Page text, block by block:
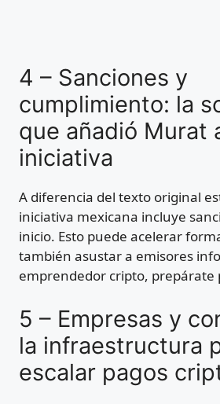
4 – Sanciones y
cumplimiento: la
que añadió Murat
iniciativa
A diferencia del texto original
iniciativa mexicana incluye
inicio. Esto puede acelerar
también asustar a emisores
emprendedor cripto, prepárate
5 – Empresas y
la infraestructura
escalar pagos